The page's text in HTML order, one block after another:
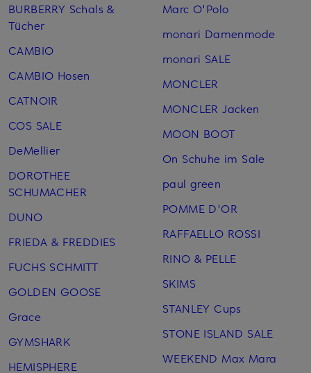
BURBERRY Schals &
Tücher
CAMBIO
CAMBIO Hosen
CATNOIR
COS SALE
DeMellier
DOROTHEE
SCHUMACHER
DUNO
FRIEDA & FREDDIES
FUCHS SCHMITT
GOLDEN GOOSE
Grace
GYMSHARK
HEMISPHERE
Marc O'Polo
monari Damenmode
monari SALE
MONCLER
MONCLER Jacken
MOON BOOT
On Schuhe im Sale
paul green
POMME D'OR
RAFFAELLO ROSSI
RINO & PELLE
SKIMS
STANLEY Cups
STONE ISLAND SALE
WEEKEND Max Mara